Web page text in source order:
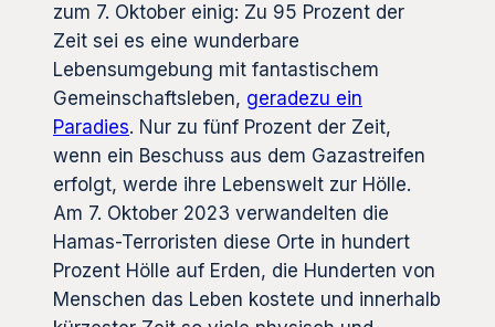
zum 7. Oktober einig: Zu 95 Prozent der
Zeit sei es eine wunderbare
Lebensumgebung mit fantastischem
Gemeinschaftsleben, geradezu ein
Paradies. Nur zu fünf Prozent der Zeit,
wenn ein Beschuss aus dem Gazastreifen
erfolgt, werde ihre Lebenswelt zur Hölle.
Am 7. Oktober 2023 verwandelten die
Hamas-Terroristen diese Orte in hundert
Prozent Hölle auf Erden, die Hunderten von
Menschen das Leben kostete und innerhalb